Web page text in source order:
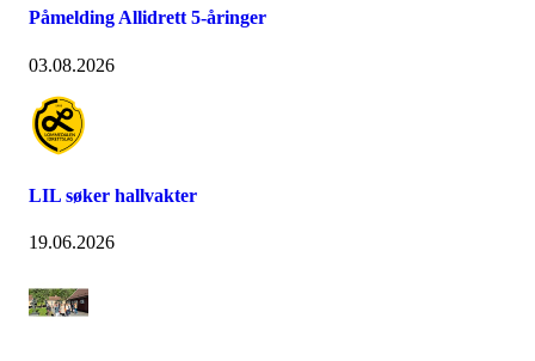
Påmelding Allidrett 5-åringer
03.08.2026
LIL søker hallvakter
19.06.2026